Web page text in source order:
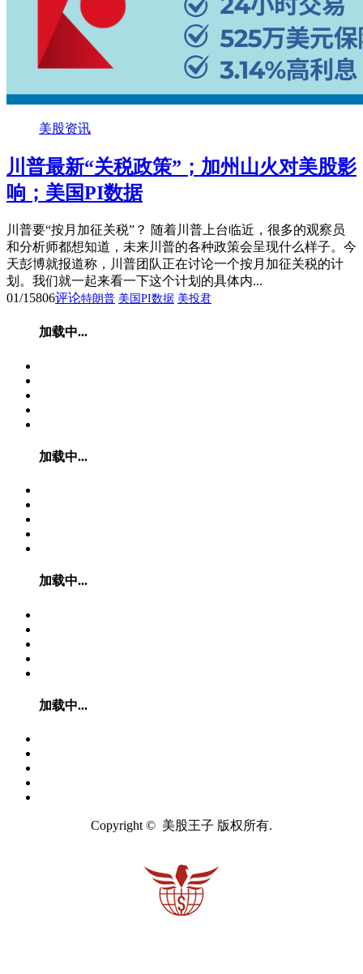
美股资讯
川普最新“关税政策”；加州山火对美股影
响；美国PI数据
川普要“按月加征关税”？ 随着川普上台临近，很多的观察员
和分析师都想知道，未来川普的各种政策会呈现什么样子。今
天彭博就报道称，川普团队正在讨论一个按月加征关税的计
划。我们就一起来看一下这个计划的具体内...
01/15806评论特朗普 美国PI数据 美投君
加载中...
加载中...
加载中...
加载中...
Copyright © 美股王子 版权所有.